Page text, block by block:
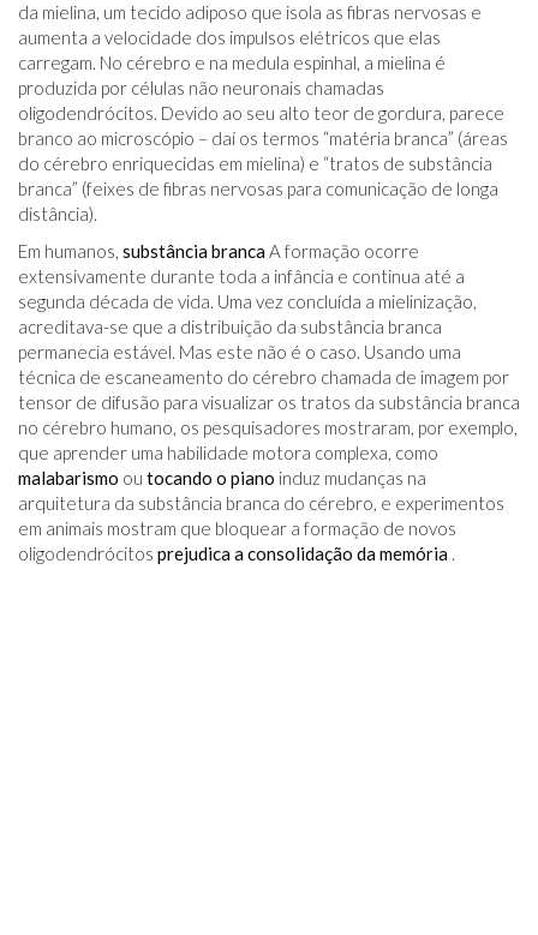
da mielina, um tecido adiposo que isola as fibras nervosas e
aumenta a velocidade dos impulsos elétricos que elas
carregam. No cérebro e na medula espinhal, a mielina é
produzida por células não neuronais chamadas
oligodendrócitos. Devido ao seu alto teor de gordura, parece
branco ao microscópio – daí os termos “matéria branca” (áreas
do cérebro enriquecidas em mielina) e “tratos de substância
branca” (feixes de fibras nervosas para comunicação de longa
distância).
Em humanos, substância brancaA formação ocorre
extensivamente durante toda a infância e continua até a
segunda década de vida. Uma vez concluída a mielinização,
acreditava-se que a distribuição da substância branca
permanecia estável. Mas este não é o caso. Usando uma
técnica de escaneamento do cérebro chamada de imagem por
tensor de difusão para visualizar os tratos da substância branca
no cérebro humano, os pesquisadores mostraram, por exemplo,
que aprender uma habilidade motora complexa, como
malabarismo ou tocando o piano induz mudanças na
arquitetura da substância branca do cérebro, e experimentos
em animais mostram que bloquear a formação de novos
oligodendrócitos prejudica a consolidação da memória .